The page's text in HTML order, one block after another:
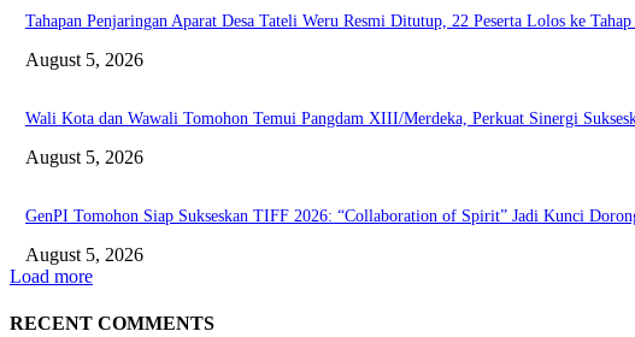
Tahapan Penjaringan Aparat Desa Tateli Weru Resmi Ditutup, 22 Peserta Lolos ke Tahap
August 5, 2026
Wali Kota dan Wawali Tomohon Temui Pangdam XIII/Merdeka, Perkuat Sinergi
August 5, 2026
GenPI Tomohon Siap Sukseskan TIFF 2026: “Collaboration of Spirit” Jadi Kunci
August 5, 2026
Load more
RECENT COMMENTS